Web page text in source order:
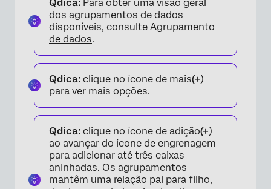
Qdica: Para obter uma visão geral
dos agrupamentos de dados
disponíveis, consulte Agrupamento
de dados.
Qdica: clique no ícone de mais(+)
para ver mais opções.
Qdica: clique no ícone de adição(+)
ao avançar do ícone de engrenagem
para adicionar até três caixas
aninhadas. Os agrupamentos
mantêm uma relação pai para filho,